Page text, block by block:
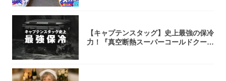
【キャプテンスタッグ】史上最強の保冷
力！『真空断熱スーパーコールドクーラ